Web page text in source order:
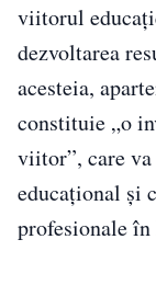
viitorul
dezvoltarea
acesteia,
constituie „o
viitor”, care
educațional și
profesionale